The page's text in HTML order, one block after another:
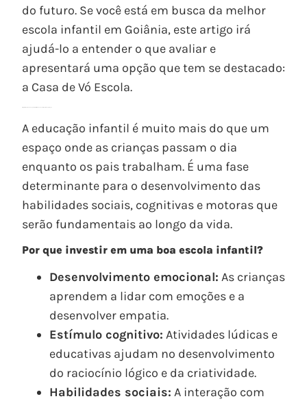
do futuro. Se você está em busca da melhor
escola infantil em Goiânia, este artigo irá
ajudá-lo a entender o que avaliar e
apresentará uma opção que tem se destacado:
a Casa de Vó Escola.
A educação infantil é muito mais do que um
espaço onde as crianças passam o dia
enquanto os pais trabalham. É uma fase
determinante para o desenvolvimento das
habilidades sociais, cognitivas e motoras que
serão fundamentais ao longo da vida.
Por que investir em uma boa escola infantil?
Desenvolvimento emocional: As crianças
aprendem a lidar com emoções e a
desenvolver empatia.
Estímulo cognitivo: Atividades lúdicas e
educativas ajudam no desenvolvimento
do raciocínio lógico e da criatividade.
Habilidades sociais: A interação com